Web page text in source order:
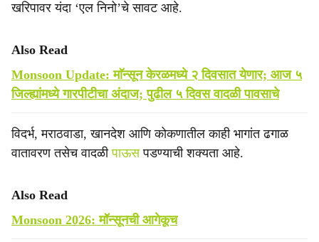
खरिपावर यंदा ‘एल निनो’चे सावट आहे.
Also Read
Monsoon Update: माॅन्सून केरळमध्ये २ दिवसात येणार; आज ५
जिल्ह्यांमध्ये गारपीटीचा अंदाज; पुढील ५ दिवस वादळी पावसाचे
विदर्भ, मराठवाडा, खानदेश आणि कोकणातील काही भागांत ढगाळ
वातावरण तसेच वादळीपाऊसपडण्याची शक्यता आहे.
Also Read
Monsoon 2026: मॉन्सूनची आगेकूच